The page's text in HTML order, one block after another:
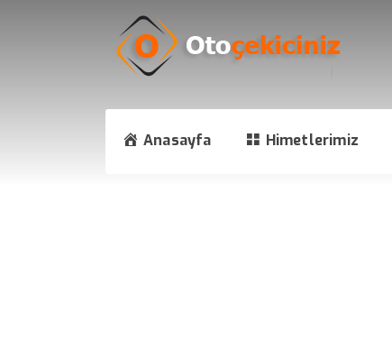
Anasayfa Himetlerimiz